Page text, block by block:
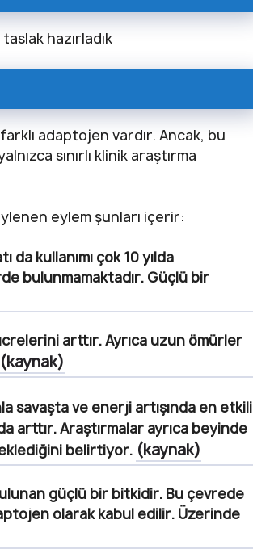
hazırladık
adaptojen vardır. Ancak, bu
sınırlı klinik araştırma
eylem şunları içerir:
da kullanımı çok 10 yılda
bulunmamaktadır. Güçlü bir
arttır. Ayrıca uzun ömürler
(kaynak)
savaşta ve enerji artışında en etkili
arttır. Araştırmalar ayrıca beyinde
belirtiyor. (kaynak)
güçlü bir bitkidir. Bu çevrede
olarak kabul edilir. Üzerinde